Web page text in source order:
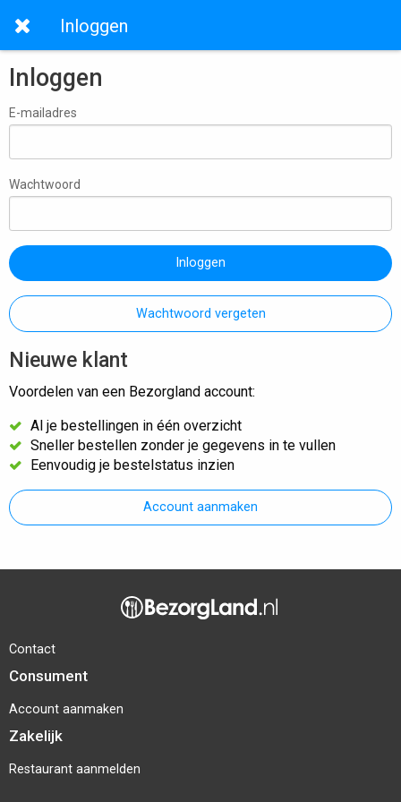
Inloggen
Inloggen
E-mailadres
Wachtwoord
Inloggen
Wachtwoord vergeten
Nieuwe klant
Voordelen van een Bezorgland account:
Al je bestellingen in één overzicht
Sneller bestellen zonder je gegevens in te vullen
Eenvoudig je bestelstatus inzien
Account aanmaken
Contact
Consument
Account aanmaken
Zakelijk
Restaurant aanmelden